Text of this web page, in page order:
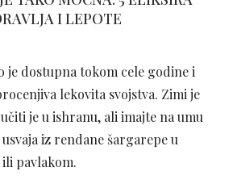
I LEPOTE
je dostupna tokom cele godine i
lekovita svojstva. Zimi je
je u ishranu, ali imajte na umu
iz rendane šargarepe u
pavlakom.